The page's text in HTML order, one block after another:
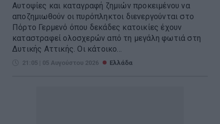
Αυτοψίες και καταγραφή ζημιών προκειμένου να
αποζημιωθούν οι πυρόπληκτοι διενεργούνται στο
Πόρτο Γερμενό όπου δεκάδες κατοικίες έχουν
καταστραφεί ολοσχερών από τη μεγάλη φωτιά στη
Δυτικής Αττικής. Οι κάτοικο...
21:05 | 05 Αυγούστου 2026 Ελλάδα